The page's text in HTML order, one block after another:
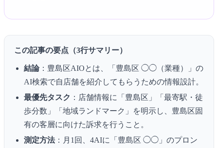
この記事の要点（3行サマリー）
結論：豊島区AIOとは、「豊島区 ◯◯（業種）」の
AI検索で自店舗を紹介してもらうための情報設計。
最優先タスク ：店舗情報に「豊島区」「最寄駅・徒
歩分数」「地域ランドマーク」を明示し、豊島区固
有の客層に向けた訴求を行うこと。
測定方法：月1回、4AIに「豊島区 ◯◯」のプロン